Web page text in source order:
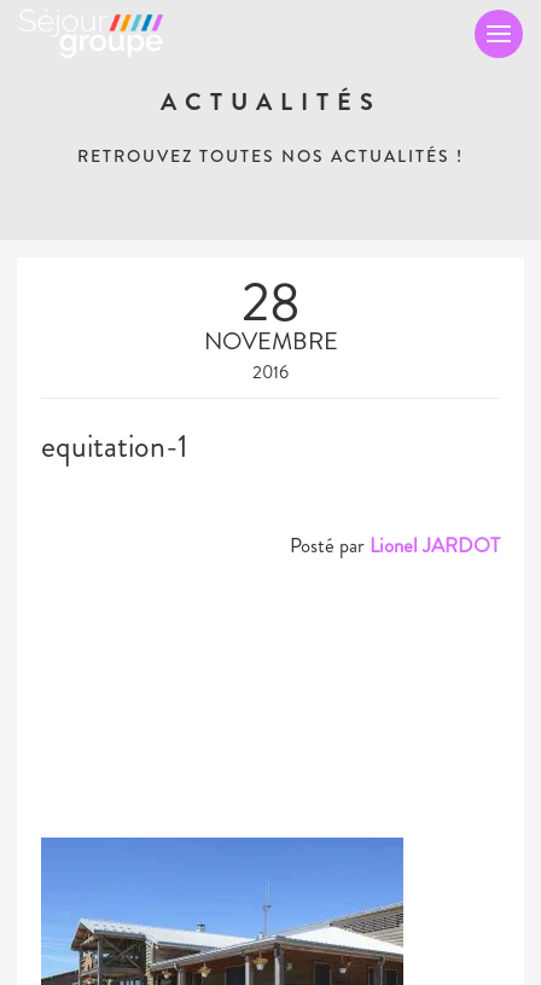
ACTUALITÉS
RETROUVEZ TOUTES NOS ACTUALITÉS !
28
NOVEMBRE
2016
equitation-1
Posté par Lionel JARDOT